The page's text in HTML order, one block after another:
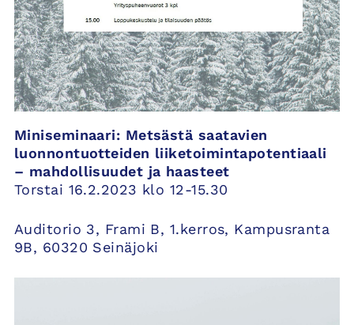
Miniseminaari: Metsästä saatavien
luonnontuotteiden liiketoimintapotentiaali
– mahdollisuudet ja haasteet
Torstai 16.2.2023 klo 12-15.30
Auditorio 3, Frami B, 1.kerros, Kampusranta
9B, 60320 Seinäjoki